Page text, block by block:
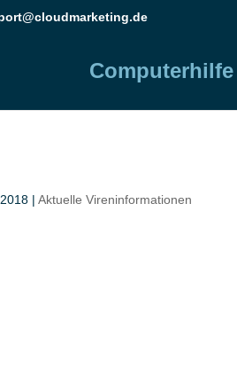
| Aktuelle Vireninformationen